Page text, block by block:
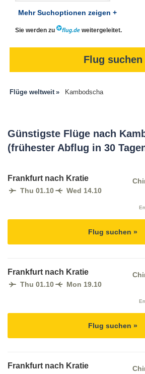
Mehr Suchoptionen zeigen +
Sie werden zu weitergeleitet.
Flug suchen
Flüge weltweit Kambodscha
Günstigste Flüge nach
(frühester Abflug in 30
Frankfurt nach Kratie
Thu 01.10 Wed 14.10
Flug suchen »
Frankfurt nach Kratie
Thu 01.10 Mon 19.10
Flug suchen »
Frankfurt nach Kratie